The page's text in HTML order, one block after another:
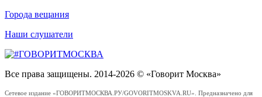
Города вещания
Наши слушатели
Все права защищены. 2014-2026 © «Говорит Москва»
Сетевое издание «ГОВОРИТМОСКВА.РУ/GOVORITMOSKVA.RU». Предназначено для